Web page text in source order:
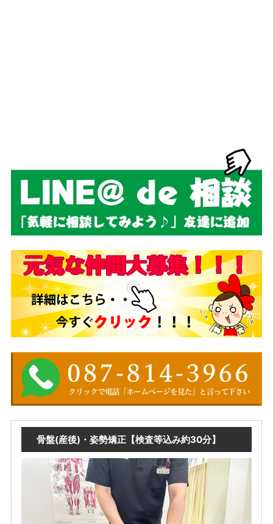
骨盤(産後)・姿勢矯正【検査等込み約30分】